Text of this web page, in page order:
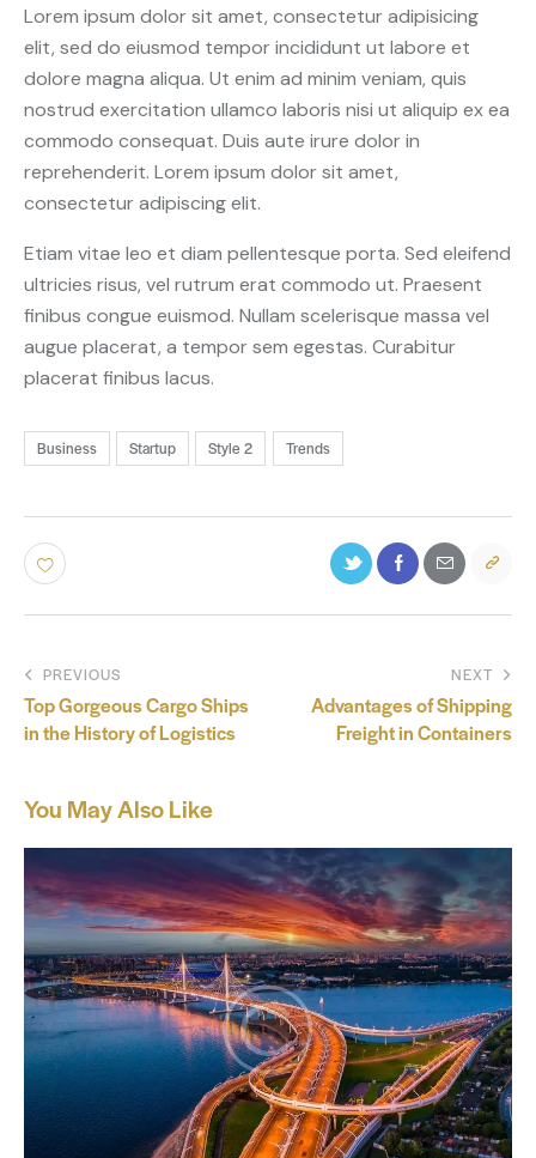
Lorem ipsum dolor sit amet, consectetur adipisicing
elit, sed do eiusmod tempor incididunt ut labore et
dolore magna aliqua. Ut enim ad minim veniam, quis
nostrud exercitation ullamco laboris nisi ut aliquip ex ea
commodo consequat. Duis aute irure dolor in
reprehenderit. Lorem ipsum dolor sit amet,
consectetur adipiscing elit.
Etiam vitae leo et diam pellentesque porta. Sed eleifend
ultricies risus, vel rutrum erat commodo ut. Praesent
finibus congue euismod. Nullam scelerisque massa vel
augue placerat, a tempor sem egestas. Curabitur
placerat finibus lacus.
Business Startup Style 2 Trends
PREVIOUS
Top Gorgeous Cargo Ships
in the History of Logistics
NEXT
Advantages of Shipping
Freight in Containers
You May Also Like